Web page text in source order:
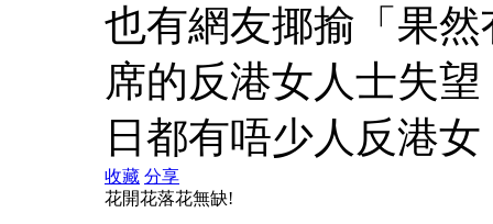
也有網友揶揄「果
席的反港女人士失
日都有唔少人反港
收藏 分享
花開花落花無缺!